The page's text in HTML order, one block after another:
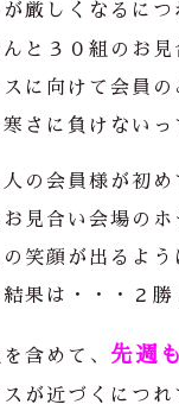
厳しくなるに
と３０組のお見
に向けて会員
さに負けない
の会員様が初
お見合い会場の
の笑顔が出るよ
結果は・・・２
含めて、 先週
スが近づくにつ